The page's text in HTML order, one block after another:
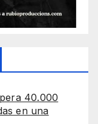
40.000
en una